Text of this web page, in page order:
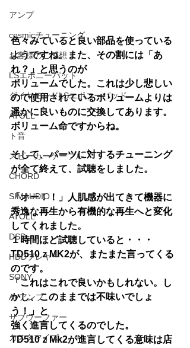
アンプ
cosmicチューニング
お客様のご感想
LSエボニーパッド
ダイヤモンドLSエボニーパッド
ATOLL
ト音
スピーカーケーブル
CHORD
SIMAUDIO
ATOLL
DSD
HDDプレヤー
SONY
AVアンプ
サブウーファー
カスタマイズ
色々みていると良い部品を使っている
ようですね。また、その割には「あ
れ？」と思うのが
ボリュームでした。これは少し悲しい
ので使用されているボリュームよりは
遥かに良いものに交換してあります。
ボリューム命ですからね。
そして、パーツに対するチューニング
が全て終えて、試聴をしました。
「オー！！」人肌感が出てきて機器に
秀逸な再生から有機的な再生へと変化
してくれました。
１時間ほど試聴していると・・・
TD510ｚMK2が、またまた言ってくる
のです。
「これはこれで良いかもしれない。し
かし、このままでは不味いでしょ
う！」と
強く進言してくるのでした。
TD510ｚMk2が進言してくる意味は店